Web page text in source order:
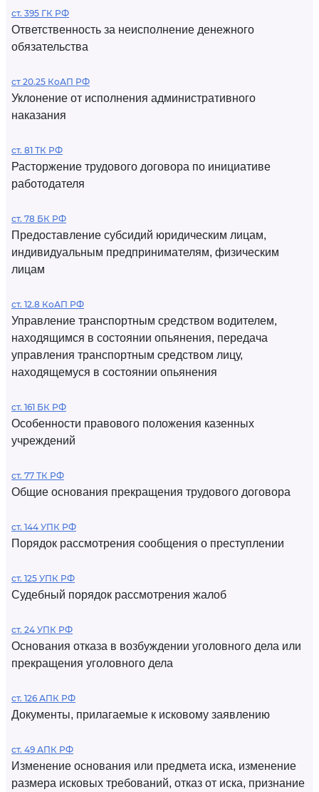
ст. 395 ГК РФ
Ответственность за неисполнение денежного
обязательства
ст 20.25 КоАП РФ
Уклонение от исполнения административного
наказания
ст. 81 ТК РФ
Расторжение трудового договора по инициативе
работодателя
ст. 78 БК РФ
Предоставление субсидий юридическим лицам,
индивидуальным предпринимателям, физическим
лицам
ст. 12.8 КоАП РФ
Управление транспортным средством водителем,
находящимся в состоянии опьянения, передача
управления транспортным средством лицу,
находящемуся в состоянии опьянения
ст. 161 БК РФ
Особенности правового положения казенных
учреждений
ст. 77 ТК РФ
Общие основания прекращения трудового договора
ст. 144 УПК РФ
Порядок рассмотрения сообщения о преступлении
ст. 125 УПК РФ
Судебный порядок рассмотрения жалоб
ст. 24 УПК РФ
Основания отказа в возбуждении уголовного дела или
прекращения уголовного дела
ст. 126 АПК РФ
Документы, прилагаемые к исковому заявлению
ст. 49 АПК РФ
Изменение основания или предмета иска, изменение
размера исковых требований, отказ от иска, признание